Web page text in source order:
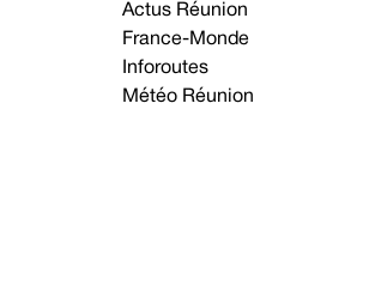
Actus Réunion
France-Monde
Inforoutes
Météo Réunion